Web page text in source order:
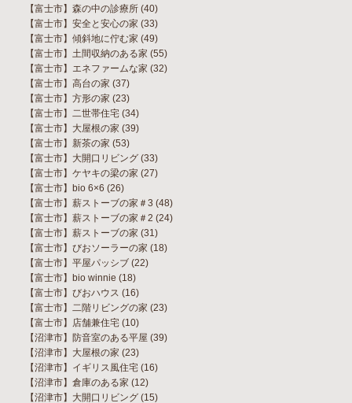
【富士市】森の中の診療所 (40)
【富士市】安全と安心の家 (33)
【富士市】傾斜地に佇む家 (49)
【富士市】土間収納のある家 (55)
【富士市】エネファームな家 (32)
【富士市】高台の家 (37)
【富士市】方形の家 (23)
【富士市】二世帯住宅 (34)
【富士市】大屋根の家 (39)
【富士市】新茶の家 (53)
【富士市】大開口リビング (33)
【富士市】ケヤキの梁の家 (27)
【富士市】bio 6×6 (26)
【富士市】薪ストーブの家＃3 (48)
【富士市】薪ストーブの家＃2 (24)
【富士市】薪ストーブの家 (31)
【富士市】びおソーラーの家 (18)
【富士市】平屋パッシブ (22)
【富士市】bio winnie (18)
【富士市】びおハウス (16)
【富士市】二階リビングの家 (23)
【富士市】店舗兼住宅 (10)
【沼津市】防音室のある平屋 (39)
【沼津市】大屋根の家 (23)
【沼津市】イギリス風住宅 (16)
【沼津市】倉庫のある家 (12)
【沼津市】大開口リビング (15)